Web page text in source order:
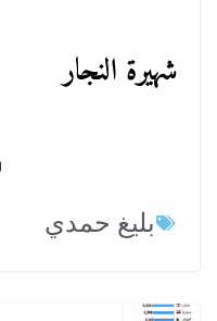
شهيرة النجار
بليغ حمدي